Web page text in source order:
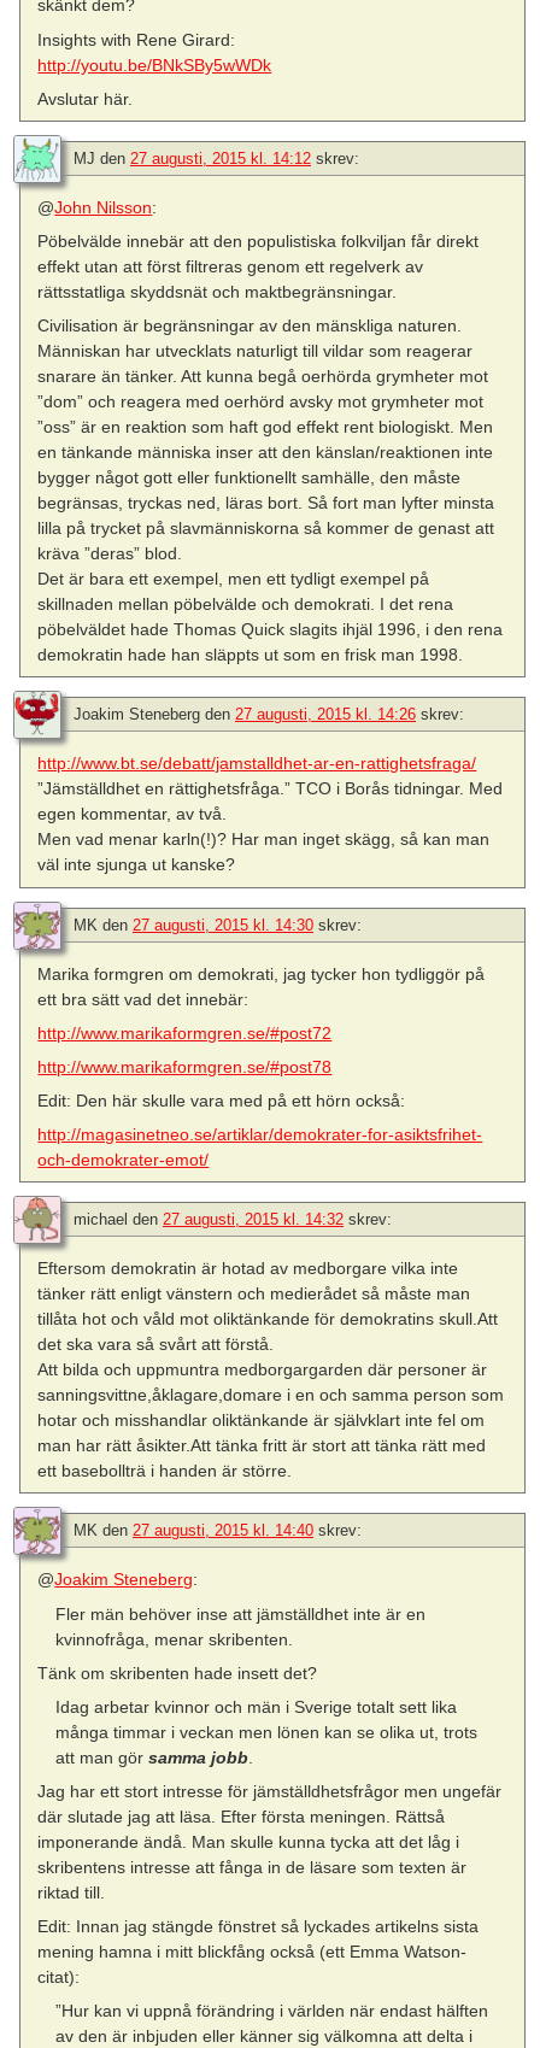
skänkt dem?
Insights with Rene Girard:
http://youtu.be/BNkSBy5wWDk
Avslutar här.
MJ den 27 augusti, 2015 kl. 14:12 skrev:
@John Nilsson:
Pöbelvälde innebär att den populistiska folkviljan får direkt
effekt utan att först filtreras genom ett regelverk av
rättsstatliga skyddsnät och maktbegränsningar.
Civilisation är begränsningar av den mänskliga naturen.
Människan har utvecklats naturligt till vildar som reagerar
snarare än tänker. Att kunna begå oerhörda grymheter mot
”dom” och reagera med oerhörd avsky mot grymheter mot
”oss” är en reaktion som haft god effekt rent biologiskt. Men
en tänkande människa inser att den känslan/reaktionen inte
bygger något gott eller funktionellt samhälle, den måste
begränsas, tryckas ned, läras bort. Så fort man lyfter minsta
lilla på trycket på slavmänniskorna så kommer de genast att
kräva ”deras” blod.
Det är bara ett exempel, men ett tydligt exempel på
skillnaden mellan pöbelvälde och demokrati. I det rena
pöbelväldet hade Thomas Quick slagits ihjäl 1996, i den rena
demokratin hade han släppts ut som en frisk man 1998.
Joakim Steneberg den 27 augusti, 2015 kl. 14:26 skrev:
http://www.bt.se/debatt/jamstalldhet-ar-en-rattighetsfraga/
”Jämställdhet en rättighetsfråga.” TCO i Borås tidningar. Med
egen kommentar, av två.
Men vad menar karln(!)? Har man inget skägg, så kan man
väl inte sjunga ut kanske?
MK den 27 augusti, 2015 kl. 14:30 skrev:
Marika formgren om demokrati, jag tycker hon tydliggör på
ett bra sätt vad det innebär:
http://www.marikaformgren.se/#post72
http://www.marikaformgren.se/#post78
Edit: Den här skulle vara med på ett hörn också:
http://magasinetneo.se/artiklar/demokrater-for-asiktsfrihet-
och-demokrater-emot/
michael den 27 augusti, 2015 kl. 14:32 skrev:
Eftersom demokratin är hotad av medborgare vilka inte
tänker rätt enligt vänstern och medierådet så måste man
tillåta hot och våld mot oliktänkande för demokratins skull.Att
det ska vara så svårt att förstå.
Att bilda och uppmuntra medborgargarden där personer är
sanningsvittne,åklagare,domare i en och samma person som
hotar och misshandlar oliktänkande är självklart inte fel om
man har rätt åsikter.Att tänka fritt är stort att tänka rätt med
ett basebollträ i handen är större.
MK den 27 augusti, 2015 kl. 14:40 skrev:
@Joakim Steneberg:
Fler män behöver inse att jämställdhet inte är en
kvinnofråga, menar skribenten.
Tänk om skribenten hade insett det?
Idag arbetar kvinnor och män i Sverige totalt sett lika
många timmar i veckan men lönen kan se olika ut, trots
att man gör samma jobb.
Jag har ett stort intresse för jämställdhetsfrågor men ungefär
där slutade jag att läsa. Efter första meningen. Rättså
imponerande ändå. Man skulle kunna tycka att det låg i
skribentens intresse att fånga in de läsare som texten är
riktad till.
Edit: Innan jag stängde fönstret så lyckades artikelns sista
mening hamna i mitt blickfång också (ett Emma Watson-
citat):
”Hur kan vi uppnå förändring i världen när endast hälften
av den är inbjuden eller känner sig välkomna att delta i